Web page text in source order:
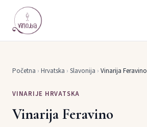
Početna › Hrvatska › Slavonija › Vinarija Feravino
VINARIJE HRVATSKA
Vinarija Feravino